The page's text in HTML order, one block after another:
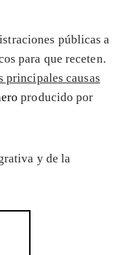
públicas a
para que receten.
principales causas
producido por
y de la